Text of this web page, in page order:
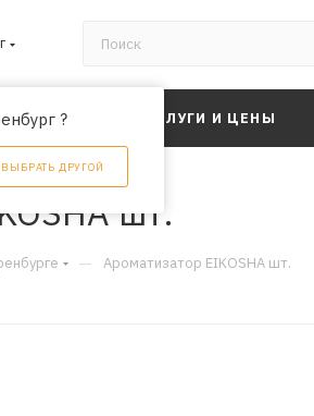
?
ВЫБРАТЬ ДРУГОЙ
УСЛУГИ И ЦЕНЫ
шт.
— Ароматизатор EIKOSHA шт.